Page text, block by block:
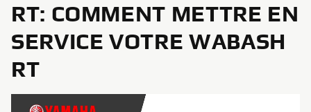
RT: COMMENT METTRE EN
SERVICE VOTRE WABASH
RT